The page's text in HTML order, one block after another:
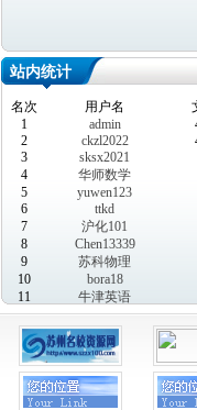
站内统计
名次 用户名
1
admin
2
ckzl2022
3
sksx2021
4
华师数学
5
yuwen123
6
ttkd
7
沪化101
8
Chen13339
9
苏科物理
10
bora18
11
牛津英语